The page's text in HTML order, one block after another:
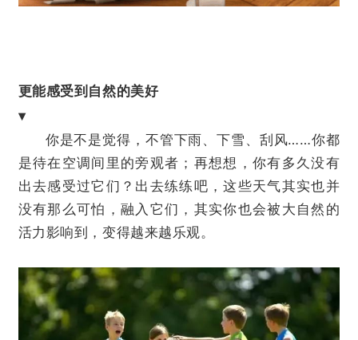
更能感受到自然的美好
▾
你是不是觉得，不管下雨、下雪、刮风……你都
是待在空调间里的旁观者；再想想，你有多久没有
出去感受过它们？出去练练吧，这些天气其实也并
没有那么可怕，融入它们，其实你也会被大自然的
活力影响到，变得越来越乐观。